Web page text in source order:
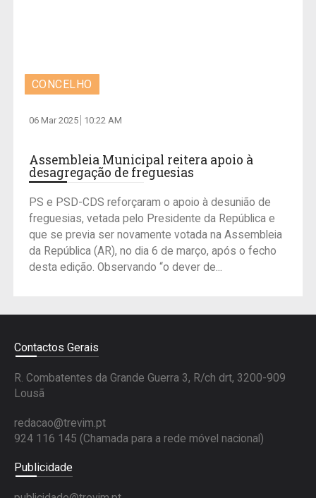
CONCELHO
06 Mar 2025 10:22 AM
Assembleia Municipal reitera apoio à
desagregação de freguesias
PS e PSD-CDS reforçaram o apoio à desunião de
freguesias, vetada pelo Presidente da República e
que se previa ser novamente votada na Assembleia
da República (AR), no dia 6 de março, após o fecho
desta edição. Observando “o dever de...
Contactos Gerais
R. Combatentes da Grande Guerra 3, R/ch drt, 3200-909
Lousã
redacao@trevim.pt
924 116 145 (Chamada para a rede móvel nacional)
Publicidade